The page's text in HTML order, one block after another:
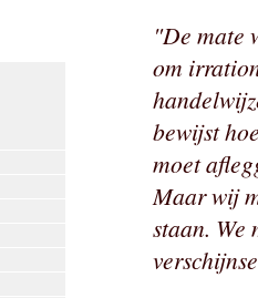
"De mate
om
bewijst
moet
Maar wij
staan. We